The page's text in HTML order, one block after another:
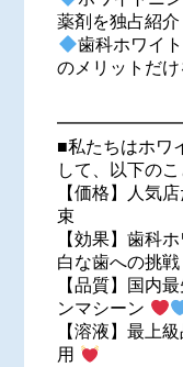
薬剤を独占紹介
歯科ホワイ
のメリットだけ
■私たちはホワ
して、以下の
【価格】人気
束
【効果】歯科
白な歯への挑戦
【品質】国内
ンマシーン
【溶液】最上
用